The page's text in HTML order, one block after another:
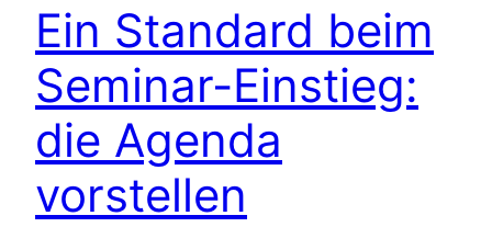
Ein Standard beim
Seminar-Einstieg:
die Agenda
vorstellen